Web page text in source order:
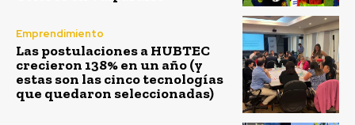
Emprendimiento
Las postulaciones a HUBTEC
crecieron 138% en un año (y
estas son las cinco tecnologías
que quedaron seleccionadas)